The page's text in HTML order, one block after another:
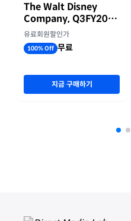
The Walt Disney
Company, Q3FY2026
실적자료
유료회원할인가
100% Off 무료
지금 구매하기